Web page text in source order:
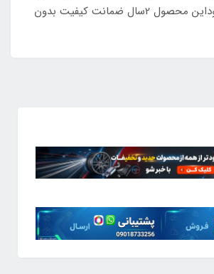
کیفیت عالی میشوداین محصول 2سال ضمانت کیفیت بدون